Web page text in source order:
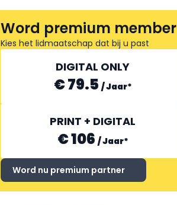
Word premium member
Kies het lidmaatschap dat bij u past
DIGITAL ONLY
€ 79.5 /Jaar*
PRINT + DIGITAL
€ 106 /Jaar*
Word nu premium partner